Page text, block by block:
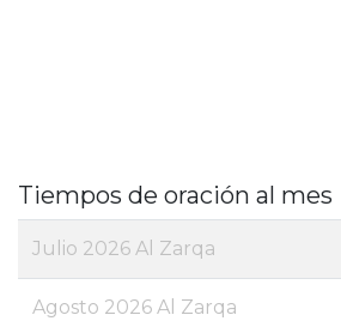
Tiempos de oración al mes
Julio 2026 Al Zarqa
Agosto 2026 Al Zarqa